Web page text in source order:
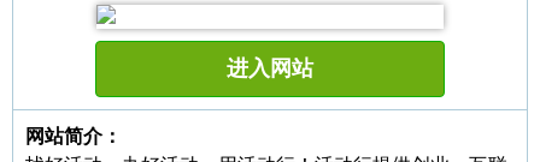
进入网站
网站简介：